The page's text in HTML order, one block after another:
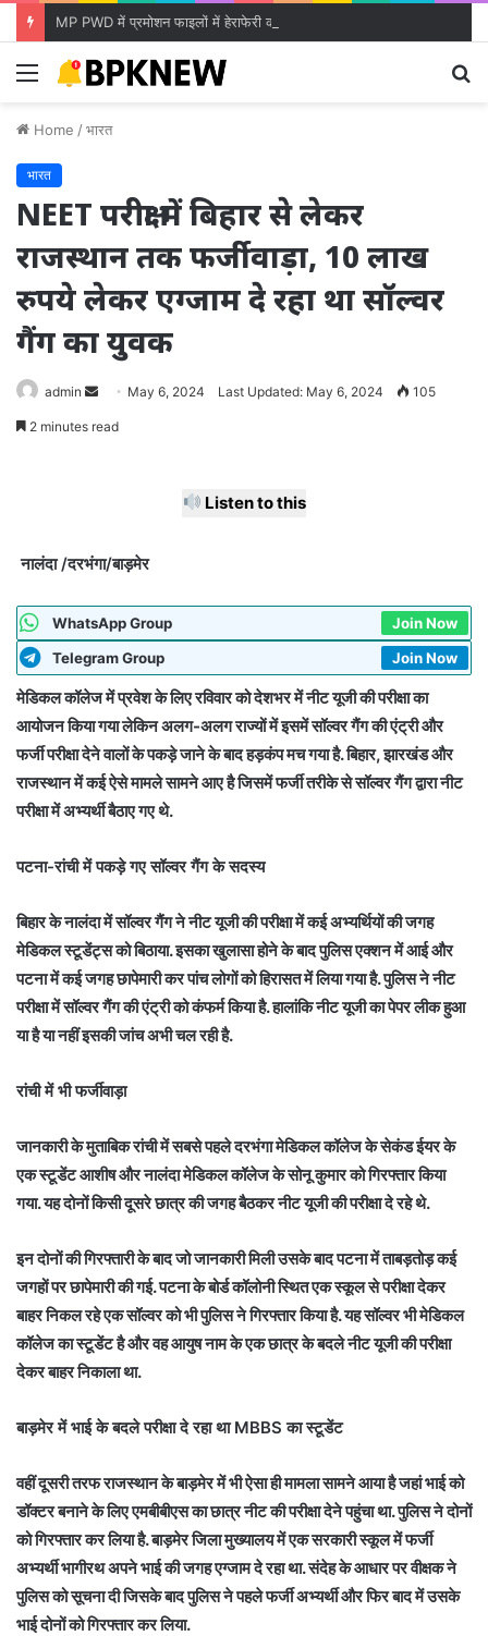
Menu
Home /भारत
भारत
NEET परीक्षा में बिहार से लेकर
राजस्थान तक फर्जीवाड़ा, 10 लाख
रुपये लेकर एग्जाम दे रहा था सॉल्वर
गैंग का युवक
admin
Send May 6, 2024 Last Updated: May 6, 2024 105
2 minutes read
Listen to this
नालंदा /दरभंगा/बाड़मेर
WhatsApp Group
Join Now
Telegram Group
Join Now
मेडिकल कॉलेज में प्रवेश के लिए रविवार को देशभर में नीट यूजी की परीक्षा का
आयोजन किया गया लेकिन अलग-अलग राज्यों में इसमें सॉल्वर गैंग की एंट्री और
फर्जी परीक्षा देने वालों के पकड़े जाने के बाद हड़कंप मच गया है. बिहार, झारखंड और
राजस्थान में कई ऐसे मामले सामने आए है जिसमें फर्जी तरीके से सॉल्वर गैंग द्वारा नीट
परीक्षा में अभ्यर्थी बैठाए गए थे.
पटना-रांची में पकड़े गए सॉल्वर गैंग के सदस्य
बिहार के नालंदा में सॉल्वर गैंग ने नीट यूजी की परीक्षा में कई अभ्यर्थियों की जगह
मेडिकल स्टूडेंट्स को बिठाया. इसका खुलासा होने के बाद पुलिस एक्शन में आई और
पटना में कई जगह छापेमारी कर पांच लोगों को हिरासत में लिया गया है. पुलिस ने नीट
परीक्षा में सॉल्वर गैंग की एंट्री को कंफर्म किया है. हालांकि नीट यूजी का पेपर लीक हुआ
या है या नहीं इसकी जांच अभी चल रही है.
रांची में भी फर्जीवाड़ा
जानकारी के मुताबिक रांची में सबसे पहले दरभंगा मेडिकल कॉलेज के सेकंड ईयर के
एक स्टूडेंट आशीष और नालंदा मेडिकल कॉलेज के सोनू कुमार को गिरफ्तार किया
गया. यह दोनों किसी दूसरे छात्र की जगह बैठकर नीट यूजी की परीक्षा दे रहे थे.
इन दोनों की गिरफ्तारी के बाद जो जानकारी मिली उसके बाद पटना में ताबड़तोड़ कई
जगहों पर छापेमारी की गई. पटना के बोर्ड कॉलोनी स्थित एक स्कूल से परीक्षा देकर
बाहर निकल रहे एक सॉल्वर को भी पुलिस ने गिरफ्तार किया है. यह सॉल्वर भी मेडिकल
कॉलेज का स्टूडेंट है और वह आयुष नाम के एक छात्र के बदले नीट यूजी की परीक्षा
देकर बाहर निकाला था.
बाड़मेर में भाई के बदले परीक्षा दे रहा था MBBS का स्टूडेंट
वहीं दूसरी तरफ राजस्थान के बाड़मेर में भी ऐसा ही मामला सामने आया है जहां भाई को
डॉक्टर बनाने के लिए एमबीबीएस का छात्र नीट की परीक्षा देने पहुंचा था. पुलिस ने दोनों
को गिरफ्तार कर लिया है. बाड़मेर जिला मुख्यालय में एक सरकारी स्कूल में फर्जी
अभ्यर्थी भागीरथ अपने भाई की जगह एग्जाम दे रहा था. संदेह के आधार पर वीक्षक ने
पुलिस को सूचना दी जिसके बाद पुलिस ने पहले फर्जी अभ्यर्थी और फिर बाद में उसके
भाई दोनों को गिरफ्तार कर लिया.